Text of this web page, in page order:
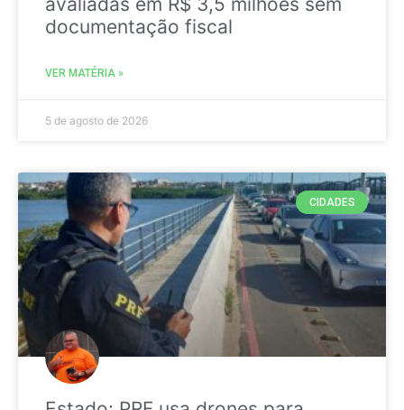
documentação fiscal
VER MATÉRIA »
5 de agosto de 2026
CIDADES